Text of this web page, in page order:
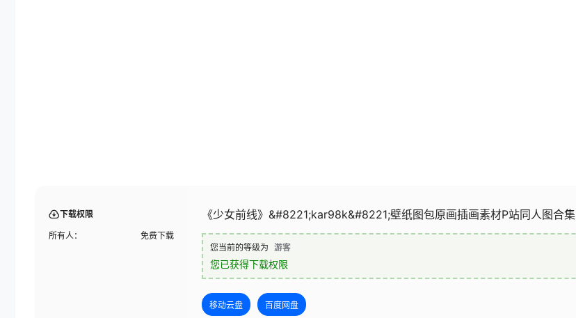
下载权限
所有人： 免费下载
《少女前线》&#8221;kar98k&#8221;壁纸图包原画插画素材P站同人图合集
您当前的等级为 游客
您已获得下载权限
移动云盘 百度网盘